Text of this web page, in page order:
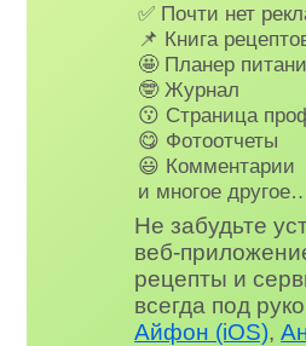
✅ Почти нет
📌 Книга
🤩 Планер
🤓 Журнал
😗 Страница
😋 Фотоотчеты
😃 Комментарии
и многое
Не забудьте
веб-
рецепты и
всегда под
Айфон (iOS),